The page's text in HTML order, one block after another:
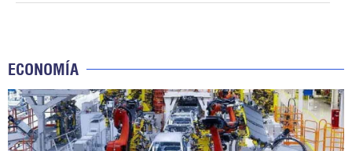
ECONOMÍA